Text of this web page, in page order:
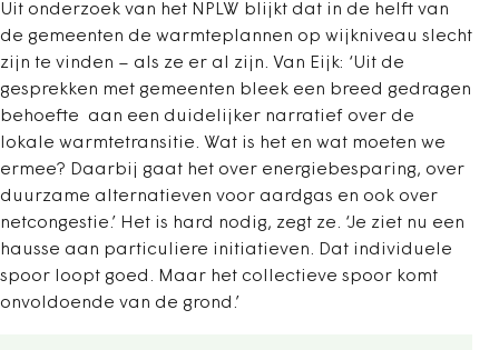
Uit onderzoek van het NPLW blijkt dat in de helft van
de gemeenten de warmteplannen op wijkniveau slecht
zijn te vinden – als ze er al zijn. Van Eijk: ‘Uit de
gesprekken met gemeenten bleek een breed gedragen
behoefte aan een duidelijker narratief over de
lokale warmtetransitie. Wat is het en wat moeten we
ermee? Daarbij gaat het over energiebesparing, over
duurzame alternatieven voor aardgas en ook over
netcongestie.’ Het is hard nodig, zegt ze. ‘Je ziet nu een
hausse aan particuliere initiatieven. Dat individuele
spoor loopt goed. Maar het collectieve spoor komt
onvoldoende van de grond.’